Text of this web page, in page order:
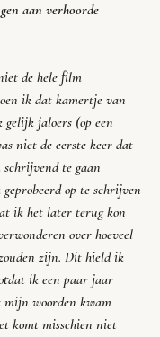
aan verhoorde
de hele film
ik dat kamertje van
jaloers (op een
niet de eerste keer dat
te gaan
op te schrijven
ik het later terug kon
over hoeveel
zijn. Dit hield ik
ik een paar jaar
woorden kwam
komt misschien niet